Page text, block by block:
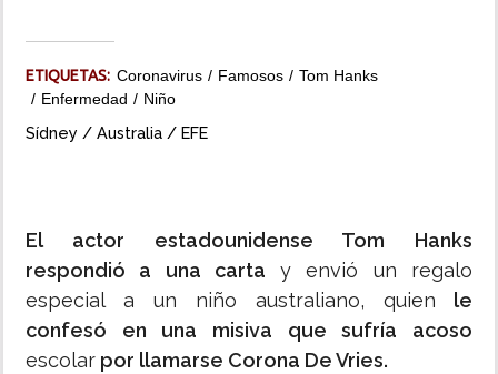
ETIQUETAS: Coronavirus Famosos
Tom Hanks
Enfermedad
Niño
Sídney / Australia / EFE
El actor estadounidense Tom Hanks
respondió a una carta y envió un regalo
especial a un niño australiano, quien le
confesó en una misiva que sufría acoso
escolar por llamarse Corona De Vries.